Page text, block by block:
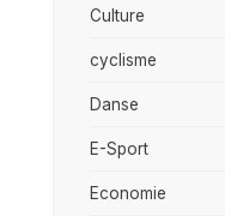
Culture
cyclisme
Danse
E-Sport
Economie